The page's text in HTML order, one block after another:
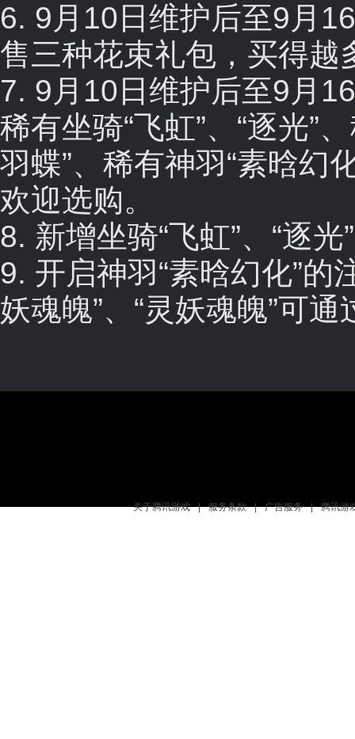
6. 9月10日维护后至9月
售三种花束礼包，买得越
7. 9月10日维护后至9月
稀有坐骑“飞虹”、“逐光”
羽蝶”、稀有神羽“素晗幻
欢迎选购。
8. 新增坐骑“飞虹”、“逐
9. 开启神羽“素晗幻化”的
妖魂魄”、“灵妖魂魄”可
关于腾讯游戏 | 服务条款 | 广告服务 | 腾讯游